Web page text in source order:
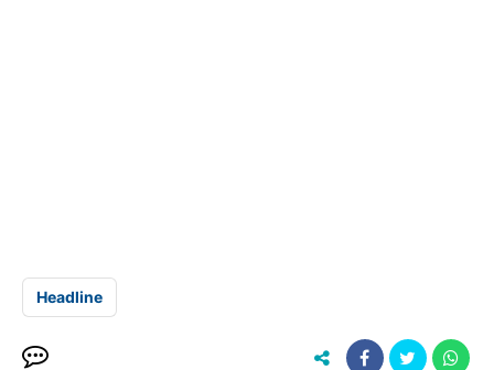
Headline